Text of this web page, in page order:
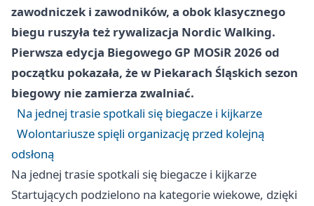
zawodniczek i zawodników, a obok klasycznego
biegu ruszyła też rywalizacja Nordic Walking.
Pierwsza edycja Biegowego GP MOSiR 2026 od
początku pokazała, że w Piekarach Śląskich sezon
biegowy nie zamierza zwalniać.
Na jednej trasie spotkali się biegacze i kijkarze
Wolontariusze spięli organizację przed kolejną
odsłoną
Na jednej trasie spotkali się biegacze i kijkarze
Startujących podzielono na kategorie wiekowe, dzięki